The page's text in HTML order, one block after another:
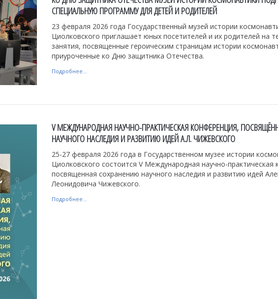
СПЕЦИАЛЬНУЮ ПРОГРАММУ ДЛЯ ДЕТЕЙ И РОДИТЕЛЕЙ
23 февраля 2026 года Государственный музей истории
Циолковского приглашает юных посетителей и их родителей на
занятия, посвященные героическим страницам истории
приуроченные ко Дню защитника Отечества.
Подробнее...
V МЕЖДУНАРОДНАЯ НАУЧНО-ПРАКТИЧЕСКАЯ КОНФЕРЕНЦИЯ,
НАУЧНОГО НАСЛЕДИЯ И РАЗВИТИЮ ИДЕЙ А.Л. ЧИЖЕВСКОГО
25-27 февраля 2026 года в Государственном музее истории
Циолковского состоится V Международная научно-практическая
посвященная сохранению научного наследия и развитию идей
Леонидовича Чижевского.
Подробнее...